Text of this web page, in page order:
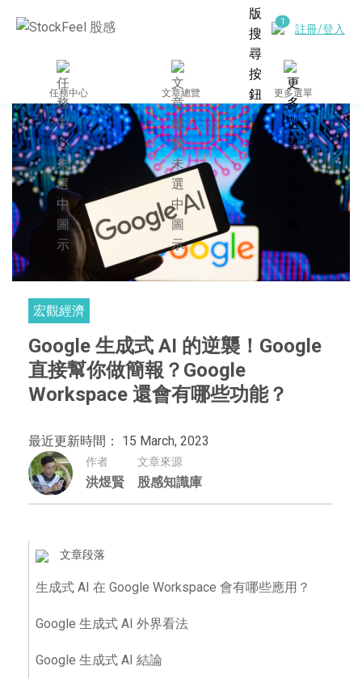
註冊/登入
任務中心 文章總覽 更多選單
宏觀經濟
Google 生成式 AI 的逆襲！Google
直接幫你做簡報？Google
Workspace 還會有哪些功能？
最近更新時間： 15 March, 2023
作者
洪煜賢
文章來源
股感知識庫
文章段落
生成式 AI 在 Google Workspace 會有哪些應用？
Google 生成式 AI 外界看法
Google 生成式 AI 結論